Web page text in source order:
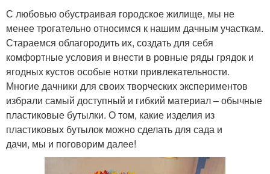
С любовью обустраивая городское жилище, мы не
менее трогательно относимся к нашим дачным участкам.
Стараемся облагородить их, создать для себя
комфортные условия и внести в ровные ряды грядок и
ягодных кустов особые нотки привлекательности.
Многие дачники для своих творческих экспериментов
избрали самый доступный и гибкий материал – обычные
пластиковые бутылки. О том, какие изделия из
пластиковых бутылок можно сделать для сада и
дачи, мы и поговорим далее!